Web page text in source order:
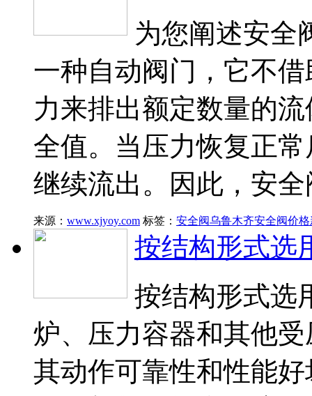
为您阐述安全
一种自动阀门，它不
力来排出额定数量的
全值。当压力恢复正
继续流出。因此，安
来源： www.xjyoy.com 标签： 安全阀乌鲁木齐安全阀价格
按结构形式选
按结构形式选
炉、压力容器和其他
其动作可靠性和性能